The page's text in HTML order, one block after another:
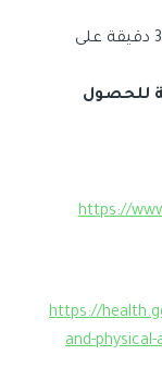
لمدة 30 دقيقة على
للحصول
https://
https://
and-